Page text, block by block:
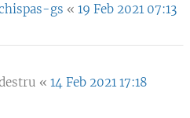
gs « 19 Feb 2021 07:13
« 14 Feb 2021 17:18